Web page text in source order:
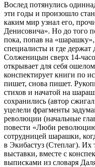
Вослед потянулись
эти годы и произошло
каким мир узнал его,
Денисовича». Но до того
пока, попав на
специалисты и где держат
Солженицын сверх 14-
открывает для себя
конспектирует книги по
пишет, снова пишет.
стихов и начатой на
сохранились (автор
уцелели фрагменты
революции (начальные
повести «Люби
сотрудницей шарашки,
в Экибастуз (Степлаг). Их
выставки, вместе с
выписками из словаря